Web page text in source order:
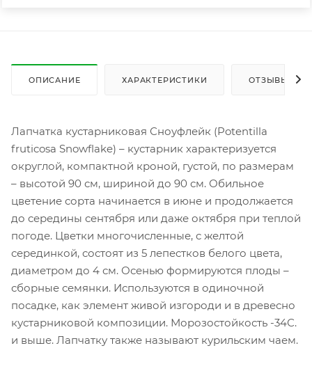
ОПИСАНИЕ ХАРАКТЕРИСТИКИ ОТЗЫВЫ
Лапчатка кустарниковая Сноуфлейк (Potentilla
fruticosa Snowflake) – кустарник характеризуется
округлой, компактной кроной, густой, по размерам
– высотой 90 см, шириной до 90 см. Обильное
цветение сорта начинается в июне и продолжается
до середины сентября или даже октября при теплой
погоде. Цветки многочисленные, с желтой
серединкой, состоят из 5 лепестков белого цвета,
диаметром до 4 см. Осенью формируются плоды –
сборные семянки. Используются в одиночной
посадке, как элемент живой изгороди и в древесно
кустарниковой композиции. Морозостойкость -34С.
и выше. Лапчатку также называют курильским чаем.